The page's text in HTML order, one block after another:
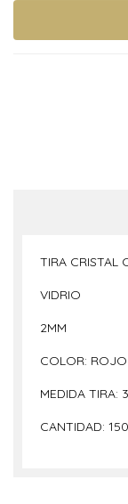
TIRA CRISTAL
VIDRIO
2MM
COLOR:
MEDIDA TIRA:
CANTIDAD: